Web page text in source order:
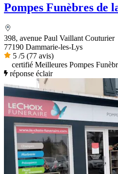
Pompes Funèbres de
398, avenue Paul Vaillant Couturier
77190 Dammarie-les-Lys
5 /5 (77 avis)
certifié Meilleures Pompes
réponse éclair